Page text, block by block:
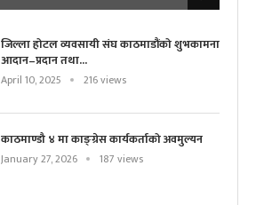
जिल्ला होटल व्यवसायी संघ काठमाडौंको शुभकामना
आदान–प्रदान तथा...
April 10, 2025 216 views
काठमाण्डौ ४ मा काङ्ग्रेस कार्यकर्ताको अवमुल्यन
January 27, 2026 187 views